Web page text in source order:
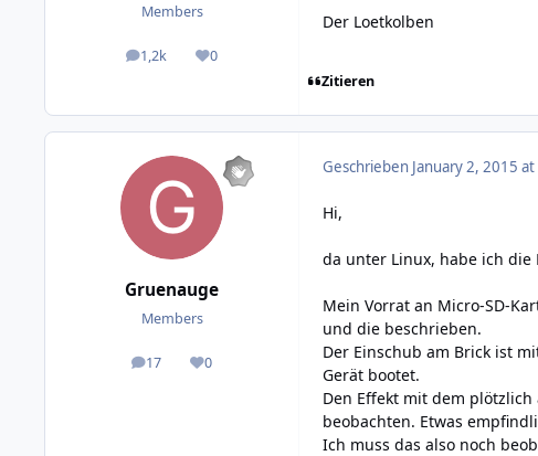
Members
1,2k
posts 0
Reputation
Der Loetkolben
Zitieren
Gruenauge
Members
17
posts 0
Reputation
Geschrieben January 2, 2015
Hi,
da unter Linux, habe ich
Mein Vorrat an Micro-SD-
und die beschrieben.
Der Einschub am Brick ist
Gerät bootet.
Den Effekt mit dem
beobachten. Etwas
Ich muss das also noch